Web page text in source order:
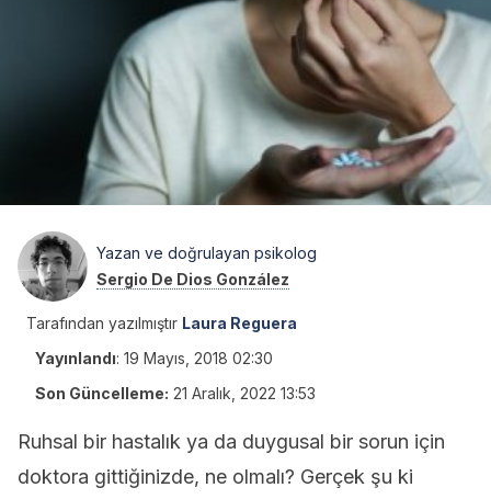
Yazan ve doğrulayan psikolog
Sergio De Dios González
Tarafından yazılmıştır Laura Reguera
Yayınlandı: 19 Mayıs, 2018 02:30
Son Güncelleme: 21 Aralık, 2022 13:53
Ruhsal bir hastalık ya da duygusal bir sorun için
doktora gittiğinizde, ne olmalı? Gerçek şu ki